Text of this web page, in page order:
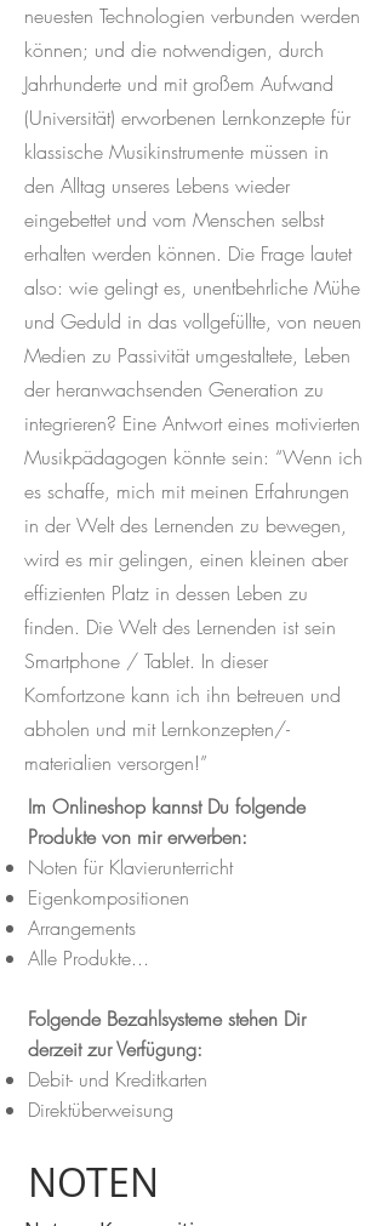
neuesten Technologien verbunden werden
können; und die notwendigen, durch
Jahrhunderte und mit großem Aufwand
(Universität) erworbenen Lernkonzepte für
klassische Musikinstrumente müssen in
den Alltag unseres Lebens wieder
eingebettet und vom Menschen selbst
erhalten werden können. Die Frage lautet
also: wie gelingt es, unentbehrliche Mühe
und Geduld in das vollgefüllte, von neuen
Medien zu Passivität umgestaltete, Leben
der heranwachsenden Generation zu
integrieren? Eine Antwort eines motivierten
Musikpädagogen könnte sein: “Wenn ich
es schaffe, mich mit meinen Erfahrungen
in der Welt des Lernenden zu bewegen,
wird es mir gelingen, einen kleinen aber
effizienten Platz in dessen Leben zu
finden. Die Welt des Lernenden ist sein
Smartphone / Tablet. In dieser
Komfortzone kann ich ihn betreuen und
abholen und mit Lernkonzepten/-
materialien versorgen!”
Im Onlineshop kannst Du folgende
Produkte von mir erwerben:
Noten für Klavierunterricht
Eigenkompositionen
Arrangements
Alle Produkte...
Folgende Bezahlsysteme stehen Dir
derzeit zur Verfügung:
Debit- und Kreditkarten
Direktüberweisung
NOTEN